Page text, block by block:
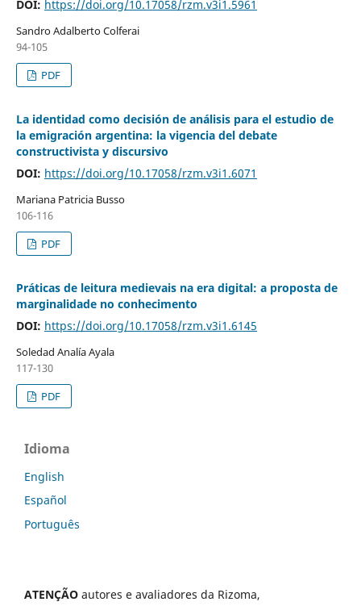
DOI: https://doi.org/10.17058/rzm.v3i1.5961
Sandro Adalberto Colferai
94-105
PDF
La identidad como decisión de análisis para el estudio de
la emigración argentina: la vigencia del debate
constructivista y discursivo
DOI: https://doi.org/10.17058/rzm.v3i1.6071
Mariana Patricia Busso
106-116
PDF
Práticas de leitura medievais na era digital: a proposta de
marginalidade no conhecimento
DOI: https://doi.org/10.17058/rzm.v3i1.6145
Soledad Analía Ayala
117-130
PDF
Idioma
English
Español
Português
ATENÇÃO autores e avaliadores da Rizoma,